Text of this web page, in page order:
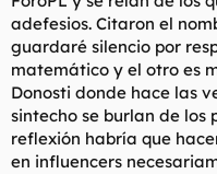
adefesios. Citaron el
guardaré silencio por
matemático y el otro es
Donosti donde hace las
sintecho se burlan de los
reflexión habría que
en influencers